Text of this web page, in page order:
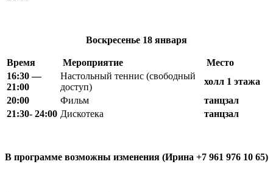
Воскресенье 18 января
Время Мероприятие
Место
16:30 —
21:00
Настольный теннис (свободный
доступ)
холл 1 этажа
20:00 Фильм
танцзал
21:30- 24:00 Дискотека танцзал
В программе возможны изменения (Ирина +7 961 976 10 65)